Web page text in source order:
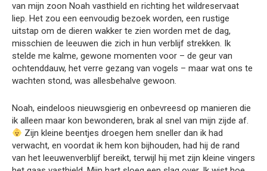
van mijn zoon Noah vasthield en richting het wildreservaat
liep. Het zou een eenvoudig bezoek worden, een rustige
uitstap om de dieren wakker te zien worden met de dag,
misschien de leeuwen die zich in hun verblijf strekken. Ik
stelde me kalme, gewone momenten voor – de geur van
ochtenddauw, het verre gezang van vogels – maar wat ons te
wachten stond, was allesbehalve gewoon.
Noah, eindeloos nieuwsgierig en onbevreesd op manieren die
ik alleen maar kon bewonderen, brak al snel van mijn zijde af.
Zijn kleine beentjes droegen hem sneller dan ik had
verwacht, en voordat ik hem kon bijhouden, had hij de rand
van het leeuwenverblijf bereikt, terwijl hij met zijn kleine vingers